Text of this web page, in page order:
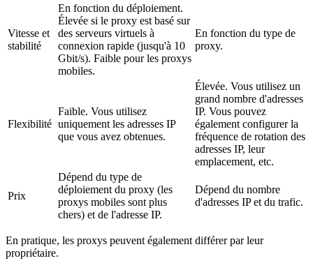
Vitesse et
stabilité
En fonction du déploiement.
Élevée si le proxy est basé sur
des serveurs virtuels à
connexion rapide (jusqu'à 10
Gbit/s). Faible pour les proxys
mobiles.
En fonction du type de
proxy.
Flexibilité
Faible. Vous utilisez
uniquement les adresses IP
que vous avez obtenues.
Élevée. Vous utilisez un
grand nombre d'adresses
IP. Vous pouvez
également configurer la
fréquence de rotation des
adresses IP, leur
emplacement, etc.
Prix
Dépend du type de
déploiement du proxy (les
proxys mobiles sont plus
chers) et de l'adresse IP.
Dépend du nombre
d'adresses IP et du trafic.
En pratique, les proxys peuvent également différer par leur
propriétaire.